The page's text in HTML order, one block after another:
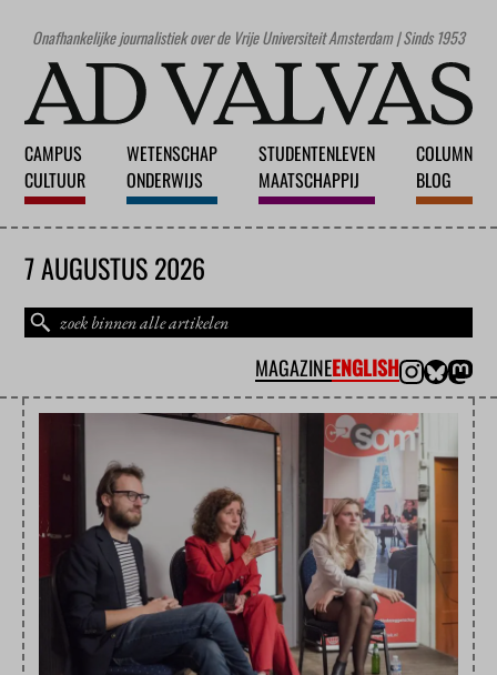
Onafhankelijke journalistiek over de Vrije Universiteit Amsterdam | Sinds 1953
CAMPUS
CULTUUR
WETENSCHAP
ONDERWIJS
STUDENTENLEVEN
MAATSCHAPPIJ
COLUMN
BLOG
7 AUGUSTUS 2026
MAGAZINEENGLISH